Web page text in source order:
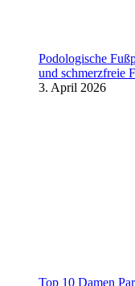
Podologische
und schmerzfreie
3. April 2026
Top 10 Damen